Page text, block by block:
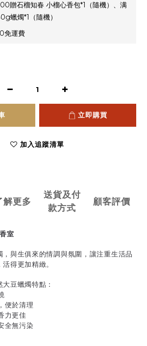
贈石榴知春 小榴心香包*1（隨機）、满
蠟燭*1（隨機）
免運費
立即購買
加入追蹤清單
解更多
送貨及付
款方式
顧客評價
室
與生俱來的情調與氛圍，讓注重生活品
得更加精緻。
豆蠟燭特點：
便於清理
力更佳
全無污染